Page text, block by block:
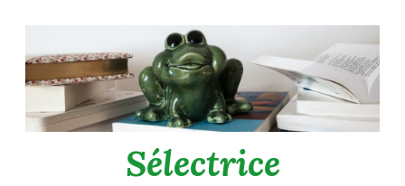
au
contenu
principal
Sélectrice